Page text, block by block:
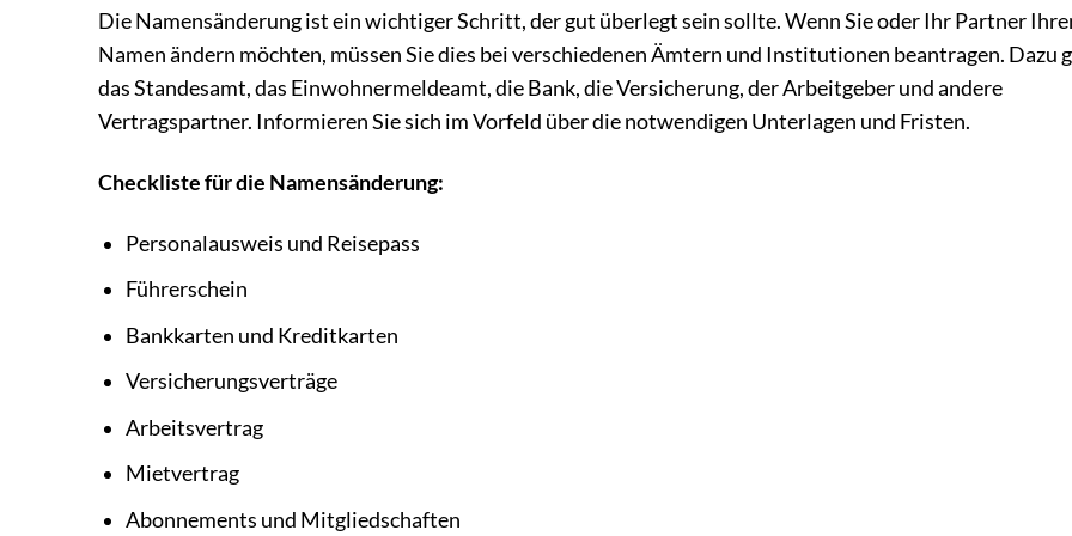
Die Namensänderung ist ein wichtiger Schritt, der gut überlegt sein sollte. Wenn Sie oder Ihr Partner
Namen ändern möchten, müssen Sie dies bei verschiedenen Ämtern und Institutionen beantragen. Dazu
das Standesamt, das Einwohnermeldeamt, die Bank, die Versicherung, der Arbeitgeber und andere
Vertragspartner. Informieren Sie sich im Vorfeld über die notwendigen Unterlagen und Fristen.
Checkliste für die Namensänderung:
Personalausweis und Reisepass
Führerschein
Bankkarten und Kreditkarten
Versicherungsverträge
Arbeitsvertrag
Mietvertrag
Abonnements und Mitgliedschaften